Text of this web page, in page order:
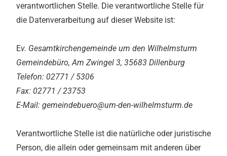
verantwortlichen Stelle. Die verantwortliche Stelle für
die Datenverarbeitung auf dieser Website ist:
Ev. Gesamtkirchengemeinde um den Wilhelmsturm
Gemeindebüro, Am Zwingel 3, 35683 Dillenburg
Telefon: 02771 / 5306
Fax: 02771 / 23753
E-Mail: gemeindebuero@um-den-wilhelmsturm.de
Verantwortliche Stelle ist die natürliche oder juristische
Person, die allein oder gemeinsam mit anderen über